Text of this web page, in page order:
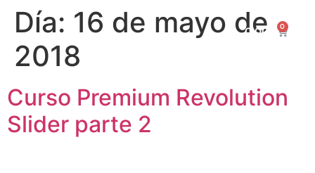
0,00 0
Día: 16 de mayo de
2018
Curso Premium Revolution
Slider parte 2